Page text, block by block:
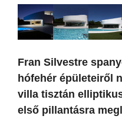
Fran Silvestre
hófehér épületeiről
villa tisztán
első pillantásra